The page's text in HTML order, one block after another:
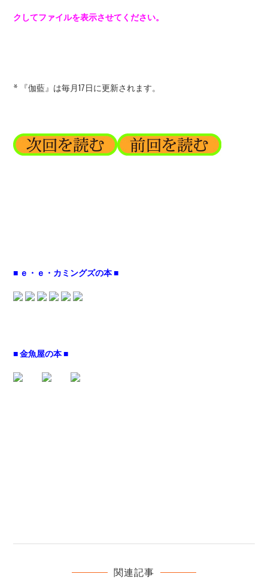
クしてファイルを表示させてください。
* 『伽藍』は毎月17日に更新されます。
■ ｅ・ｅ・カミングズの本 ■
■ 金魚屋の本 ■
関連記事